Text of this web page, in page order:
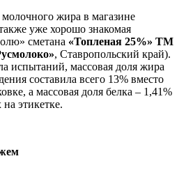
жира в магазине
уже хорошо знакомая
сметана «Топленая 25%» ТМ
, Ставропольский край).
испытаний, массовая доля жира
составила всего 13% вместо
а массовая доля белка – 1,41%
этикетке.